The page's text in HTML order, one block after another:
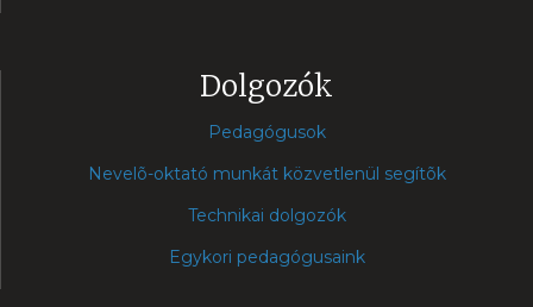
Dolgozók
Pedagógusok
Nevelõ-oktató munkát közvetlenül segítõk
Technikai dolgozók
Egykori pedagógusaink